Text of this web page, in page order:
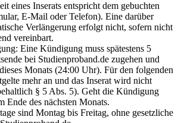
eines Inserats entspricht dem gebuchten
E-Mail oder Telefon). Eine darüber
Verlängerung erfolgt nicht, sofern nicht
vereinbart.
Eine Kündigung muss spätestens 5
bei Studienproband.de zugehen und
Monats (24:00 Uhr). Für den folgenden
mehr an und das Inserat wird nicht
§ 5 Abs. 5). Geht die Kündigung
Ende des nächsten Monats.
sind Montag bis Freitag, ohne gesetzliche